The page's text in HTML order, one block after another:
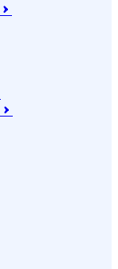

